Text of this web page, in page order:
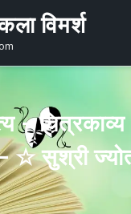
विमर्श
–
☆ सुश्री